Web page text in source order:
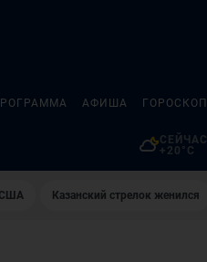
АФИША ГОРОСКОП
СЕЙЧАС
+20°C
США Казанский стрелок женился